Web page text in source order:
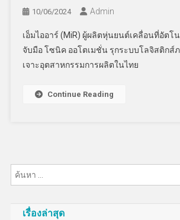
10/06/2024 Admin
เอ็มไออาร์ (MiR) ผู้ผลิตหุ่นยนต์เคลื่อนที่อัต
จับมือ โซนิค ออโตเมชั่น รุกระบบโลจิสติกส์
เจาะอุตสาหกรรมการผลิตในไทย
Continue Reading
เรื่องล่าสุด